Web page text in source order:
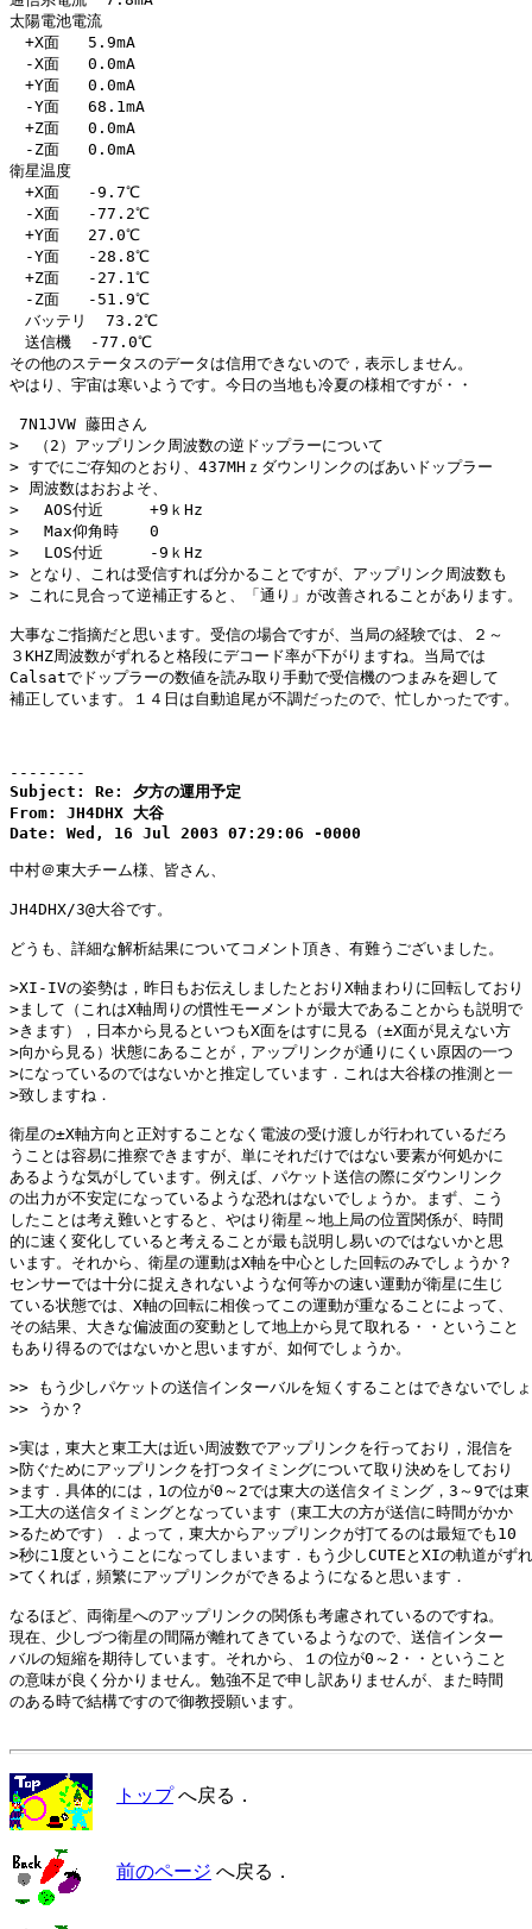
太陽電池電流
+X面   5.9mA
-X面   0.0mA
+Y面   0.0mA
-Y面   68.1mA
+Z面   0.0mA
-Z面   0.0mA
衛星温度
+X面   -9.7℃
-X面   -77.2℃
+Y面   27.0℃
-Y面   -28.8℃
+Z面   -27.1℃
-Z面   -51.9℃
バッテリ  73.2℃
送信機  -77.0℃
その他のステータスのデータは信用できないので，表示しません。
やはり、宇宙は寒いようです。今日の当地も冷夏の様相ですが・・
7N1JVW 藤田さん
>　（2）アップリンク周波数の逆ドップラーについて
> すでにご存知のとおり、437MHｚダウンリンクのばあいドップラー
> 周波数はおおよそ、
> 　AOS付近　　　+9ｋHz
> 　Max仰角時　　0
> 　LOS付近　　　-9ｋHz
> となり、これは受信すれば分かることですが、アップリンク周波数も
> これに見合って逆補正すると、「通り」が改善されることがあります。
大事なご指摘だと思います。受信の場合ですが、当局の経験では、２～
３KHZ周波数がずれると格段にデコード率が下がりますね。当局では
Calsatでドップラーの数値を読み取り手動で受信機のつまみを廻して
補正しています。１４日は自動追尾が不調だったので、忙しかったです。
--------
Subject: Re: 夕方の運用予定
From: JH4DHX 大谷
Date: Wed, 16 Jul 2003 07:29:06 -0000
中村＠東大チーム様、皆さん、
JH4DHX/3@大谷です。
どうも、詳細な解析結果についてコメント頂き、有難うございました。
>XI-IVの姿勢は，昨日もお伝えしましたとおりX軸まわりに回転しており
>まして（これはX軸周りの慣性モーメントが最大であることからも説明で
>きます），日本から見るといつもX面をはすに見る（±X面が見えない方
>向から見る）状態にあることが，アップリンクが通りにくい原因の一つ
>になっているのではないかと推定しています．これは大谷様の推測と一
>致しますね．
衛星の±X軸方向と正対することなく電波の受け渡しが行われているだろ
うことは容易に推察できますが、単にそれだけではない要素が何処かに
あるような気がしています。例えば、パケット送信の際にダウンリンク
の出力が不安定になっているような恐れはないでしょうか。まず、こう
したことは考え難いとすると、やはり衛星～地上局の位置関係が、時間
的に速く変化していると考えることが最も説明し易いのではないかと思
います。それから、衛星の運動はX軸を中心とした回転のみでしょうか？
センサーでは十分に捉えきれないような何等かの速い運動が衛星に生じ
ている状態では、X軸の回転に相俟ってこの運動が重なることによって、
その結果、大きな偏波面の変動として地上から見て取れる・・ということ
もあり得るのではないかと思いますが、如何でしょうか。
>> もう少しパケットの送信インターバルを短くすることはできないでしょ
>> うか？
>実は，東大と東工大は近い周波数でアップリンクを行っており，混信を
>防ぐためにアップリンクを打つタイミングについて取り決めをしており
>ます．具体的には，1の位が0～2では東大の送信タイミング，3～9では東
>工大の送信タイミングとなっています（東工大の方が送信に時間がかか
>るためです）．よって，東大からアップリンクが打てるのは最短でも10
>秒に1度ということになってしまいます．もう少しCUTEとXIの軌道がずれ
>てくれば，頻繁にアップリンクができるようになると思います．
なるほど、両衛星へのアップリンクの関係も考慮されているのですね。
現在、少しづつ衛星の間隔が離れてきているようなので、送信インター
バルの短縮を期待しています。それから、１の位が0～2・・ということ
の意味が良く分かりません。勉強不足で申し訳ありませんが、また時間
のある時で結構ですので御教授願います。
トップへ戻る．
前のページ へ戻る．